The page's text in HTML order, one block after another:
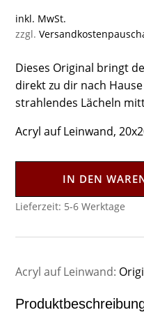
inkl. MwSt.
zzgl.
Dieses Original bringt
direkt zu dir nach
strahlendes Lächeln
Acryl auf Leinwand,
IN DEN
Lieferzeit: 5-6 Werktage
Acryl auf Leinwand: